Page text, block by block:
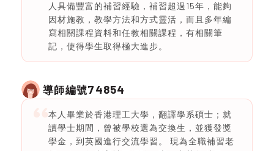
人具備豐富的補習經驗，補習超過15年，能夠
因材施教，教學方法和方式靈活，而且多年編
寫相關課程資料和任教相關課程，有相關筆
記，使得學生取得極大進步。
導師編號74854
本人畢業於香港理工大學，翻譯學系碩士；就
讀學士期間，曾被學校選為交換生，並獲發獎
學金，到英國進行交流學習。 現為全職補習老